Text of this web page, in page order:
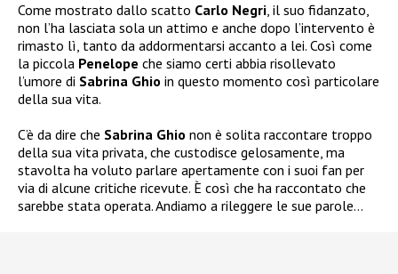
Come mostrato dallo scatto Carlo Negri, il suo fidanzato,
non l’ha lasciata sola un attimo e anche dopo l’intervento è
rimasto lì, tanto da addormentarsi accanto a lei. Così come
la piccola Penelope che siamo certi abbia risollevato
l’umore di Sabrina Ghio in questo momento così particolare
della sua vita.
C’è da dire che Sabrina Ghio non è solita raccontare troppo
della sua vita privata, che custodisce gelosamente, ma
stavolta ha voluto parlare apertamente con i suoi fan per
via di alcune critiche ricevute. È così che ha raccontato che
sarebbe stata operata. Andiamo a rileggere le sue parole…